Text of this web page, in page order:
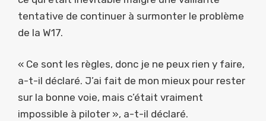
tentative de continuer à surmonter le problème
de la W17.
« Ce sont les règles, donc je ne peux rien y faire,
a-t-il déclaré. J’ai fait de mon mieux pour rester
sur la bonne voie, mais c’était vraiment
impossible à piloter », a-t-il déclaré.